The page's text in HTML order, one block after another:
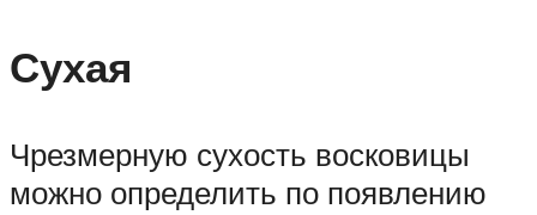
Сухая
Чрезмерную сухость восковицы
можно определить по появлению